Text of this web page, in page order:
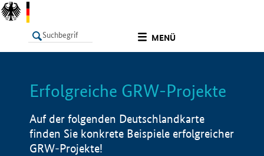
MENÜ
LISTE Info
Erfolgreiche GRW-Projekte
Auf der folgenden Deutschlandkarte
finden Sie konkrete Beispiele erfolgreicher
GRW-Projekte!